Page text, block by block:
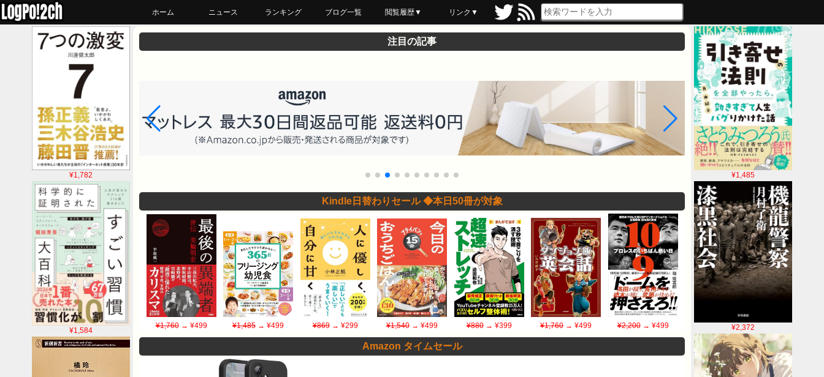
ホーム ニュース ランキング ブログ一覧 閲覧履歴▼
最近読んだ
あとで読む
ブックマーク
リンク▼
¥1,485
¥2,372
¥1,782
¥1,584
注目の記事
Kindle日替わりセール ◆本日50冊が対象
¥1,760→ ¥499 ¥1,485 → ¥499 ¥869→ ¥299 ¥1,540 → ¥499 ¥880→ ¥399 ¥1,760 → ¥499 ¥2,200→ ¥499
Amazon タイムセール